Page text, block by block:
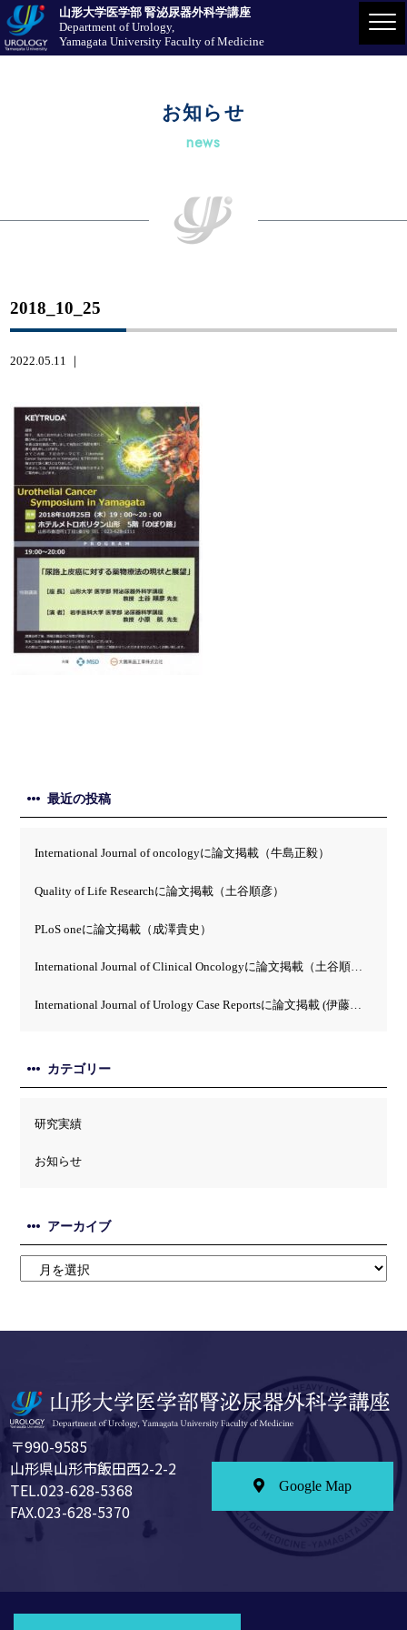
山形大学医学部 腎泌尿器外科学講座
Department of Urology,
Yamagata University Faculty of Medicine
お知らせ
news
2018_10_25
2022.05.11 ｜
最近の投稿
International Journal of oncologyに論文掲載（牛島正毅）
Quality of Life Researchに論文掲載（土谷順彦）
PLoS oneに論文掲載（成澤貴史）
International Journal of Clinical Oncologyに論文掲載（土谷順彦）
カテゴリー
研究実績
お知らせ
アーカイブ
〒990-9585
山形県山形市飯田西2-2-2
TEL.023-628-5368
FAX.023-628-5370
Google Map